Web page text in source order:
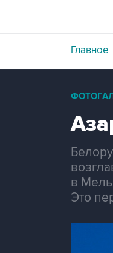
Главное
в
Это